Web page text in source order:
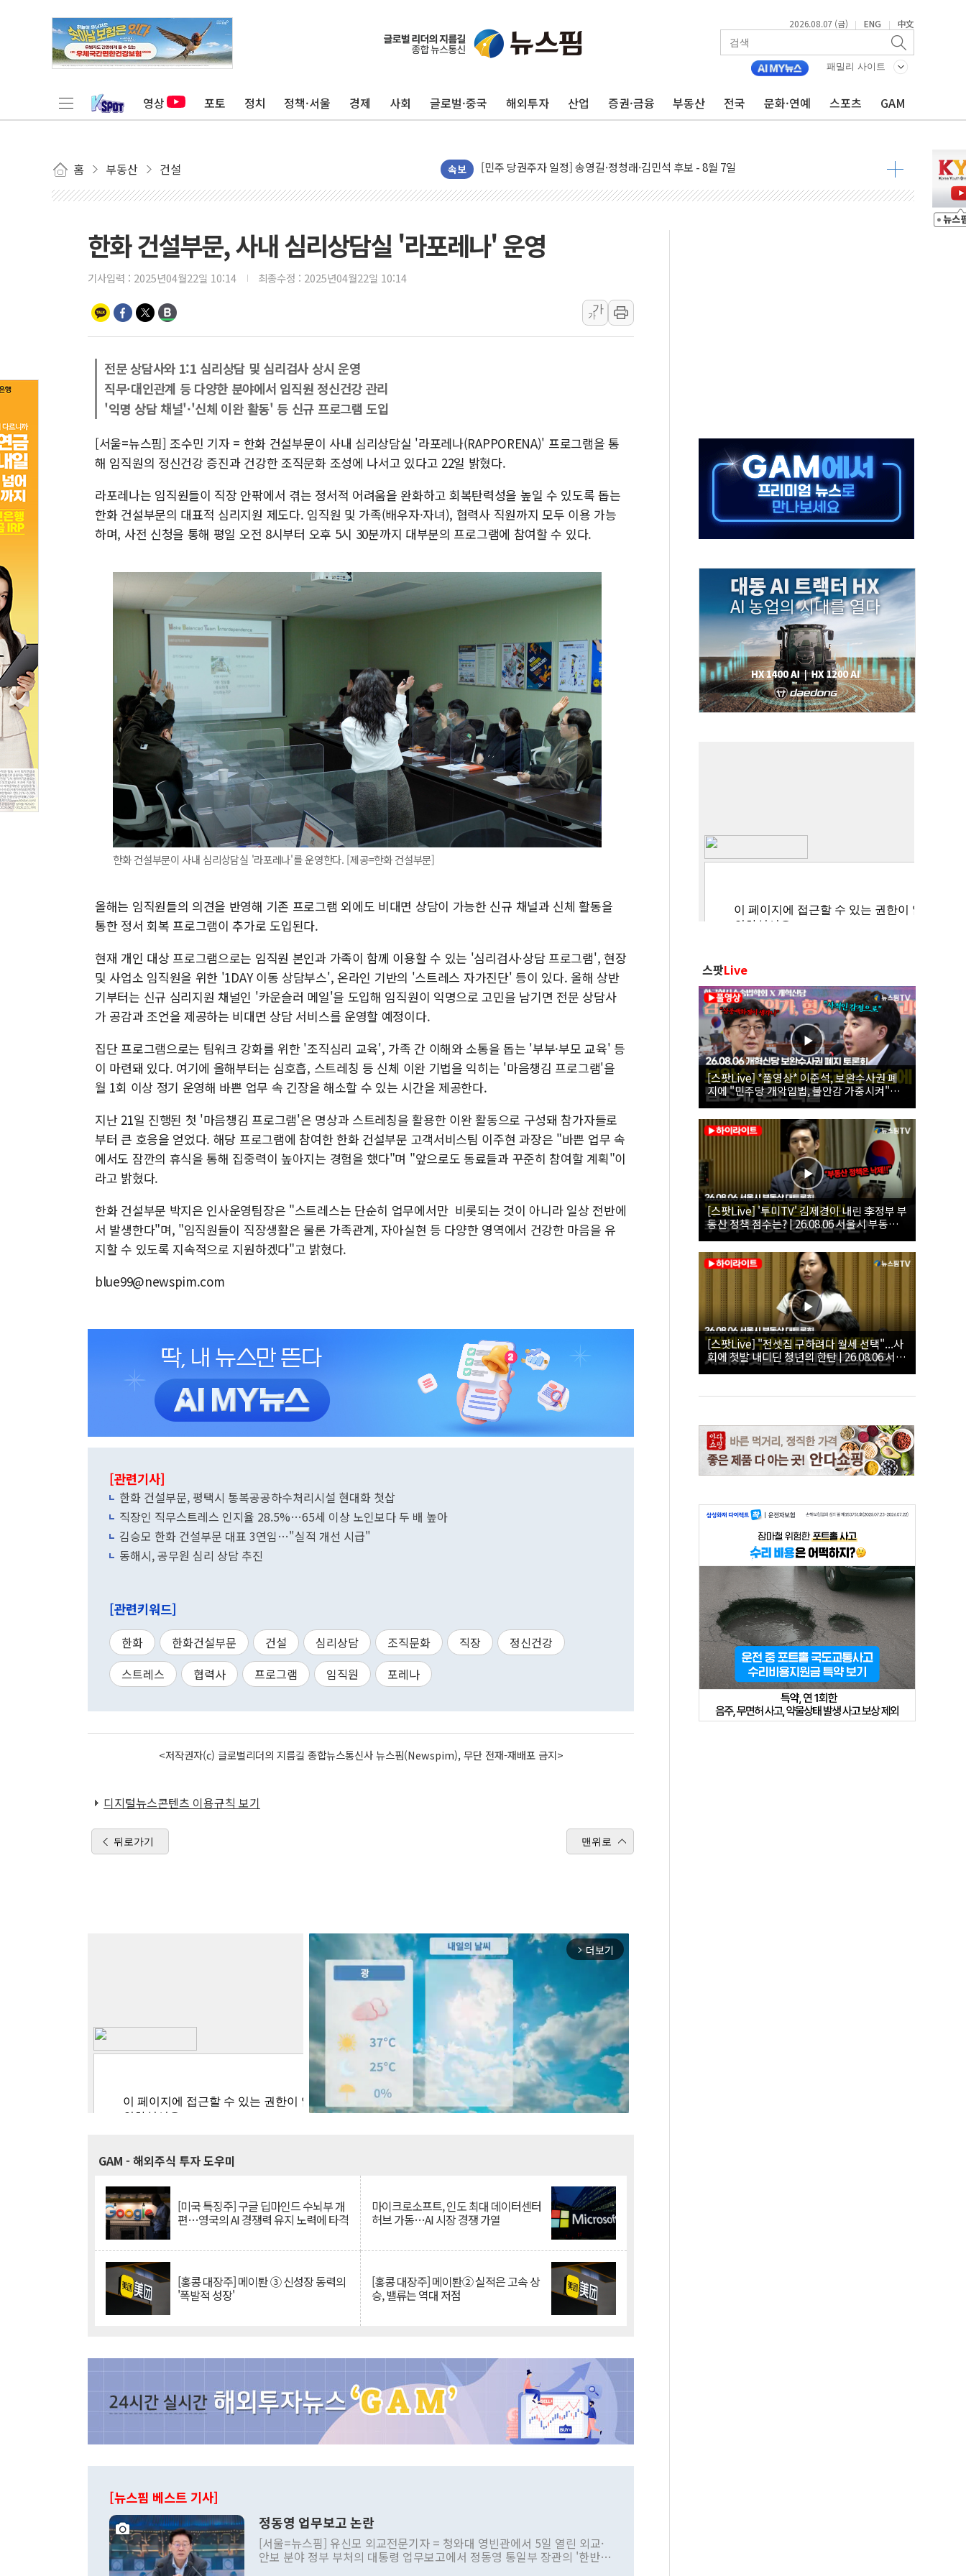
2026.08.07 (금) | ENG | 中文
패밀리 사이트
영상 포토 정치 정책·서울 경제 사회 글로벌·중국 해외투자 산업 증권·금융 부동산 전국 문화·연예 스포츠 GAM
홈 부동산 건설 속보
뉴욕증시, 유가·금리 부담에 하락…다우 5거래일 랠리 '마침표'
이란, 오만과 호르무즈 해협 재개방 합의 막바지.."美와 직접 협상 없어"
李대통령, 오늘 부동산 정책 점검 2차 회의…주택 공급 대책 막바지 조율할 듯
[오늘의 정치일정] 8월 7일(금)
이란, 美·이스라엘 선박 호르무즈 통항 제한 추진…美 "통행 막을 권한 없어"
유럽증시, 견조한 실적 소화하며 대부분 상승… "2분기 기업 순이익 21% 증가" 전망
구광모, 내주 실리콘밸리서 젠슨 황 재회…로봇·AI 데이터센터·모빌리티 구체화
뉴욕증시 개장 전 특징주...모더나·아이온큐·도어대시↑ VS 샌디스크·피그마·앱러빈↓
김정관 장관 "영업이익 N% 성과급 반대…상법·자본시장법 개정 논의"
러, 1인칭시점 드론으로 우크라 민간인 '사파리' 공격… 시민들 공포감 극대화 전략
[베트남 증시] 지수 하락 속 'DGC' 임시 주총 기대감에 홀로 상한가…마진 잔액은 사상 최고
'월가의 황제' 다이먼 "금융시장 레버리지 위험수위…숨은 차입이 더 큰 변수"
양주 섬유염색공장서 화재 1명 중상…대응 1단계 진압 중
한화 건설부문, 사내 심리상담실 '라포레나' 운영
기사입력 : 2025년04월22일 10:14 최종수정 : 2025년04월22일 10:14
가
가
전문 상담사와 1:1 심리상담 및 심리검사 상시 운영
직무·대인관계 등 다양한 분야에서 임직원 정신건강 관리
'익명 상담 채널'·'신체 이완 활동' 등 신규 프로그램 도입
[서울=뉴스핌] 조수민 기자 = 한화 건설부문이 사내 심리상담실 '라포레나(RAPPORENA)' 프로그램을 통
해 임직원의 정신건강 증진과 건강한 조직문화 조성에 나서고 있다고 22일 밝혔다.
라포레나는 임직원들이 직장 안팎에서 겪는 정서적 어려움을 완화하고 회복탄력성을 높일 수 있도록 돕는
한화 건설부문의 대표적 심리지원 제도다. 임직원 및 가족(배우자·자녀), 협력사 직원까지 모두 이용 가능
하며, 사전 신청을 통해 평일 오전 8시부터 오후 5시 30분까지 대부분의 프로그램에 참여할 수 있다.
한화 건설부문이 사내 심리상담실 '라포레나'를 운영한다. [제공=한화 건설부문]
올해는 임직원들의 의견을 반영해 기존 프로그램 외에도 비대면 상담이 가능한 신규 채널과 신체 활동을
통한 정서 회복 프로그램이 추가로 도입된다.
현재 개인 대상 프로그램으로는 임직원 본인과 가족이 함께 이용할 수 있는 '심리검사∙상담 프로그램', 현장
및 사업소 임직원을 위한 '1DAY 이동 상담부스', 온라인 기반의 '스트레스 자가진단' 등이 있다. 올해 상반
기부터는 신규 심리지원 채널인 '카운슬러 메일'을 도입해 임직원이 익명으로 고민을 남기면 전문 상담사
가 공감과 조언을 제공하는 비대면 상담 서비스를 운영할 예정이다.
집단 프로그램으로는 팀워크 강화를 위한 '조직심리 교육', 가족 간 이해와 소통을 돕는 '부부·부모 교육' 등
이 마련돼 있다. 여기에 올해부터는 심호흡, 스트레칭 등 신체 이완 기법을 익히는 '마음챙김 프로그램'을
월 1회 이상 정기 운영해 바쁜 업무 속 긴장을 해소할 수 있는 시간을 제공한다.
지난 21일 진행된 첫 '마음챙김 프로그램'은 명상과 스트레칭을 활용한 이완 활동으로 구성돼 참가자들로
부터 큰 호응을 얻었다. 해당 프로그램에 참여한 한화 건설부문 고객서비스팀 이주현 과장은 "바쁜 업무 속
에서도 잠깐의 휴식을 통해 집중력이 높아지는 경험을 했다"며 "앞으로도 동료들과 꾸준히 참여할 계획"이
라고 밝혔다.
한화 건설부문 박지은 인사운영팀장은 "스트레스는 단순히 업무에서만 비롯되는 것이 아니라 일상 전반에
서 발생한다"며, "임직원들이 직장생활은 물론 가족관계, 자아실현 등 다양한 영역에서 건강한 마음을 유
지할 수 있도록 지속적으로 지원하겠다"고 밝혔다.
blue99@newspim.com
[관련기사]
한화 건설부문, 평택시 통복공공하수처리시설 현대화 첫삽
직장인 직무스트레스 인지율 28.5%…65세 이상 노인보다 두 배 높아
김승모 한화 건설부문 대표 3연임…"실적 개선 시급"
동해시, 공무원 심리 상담 추진
[관련키워드]
한화 한화건설부문 건설 심리상담 조직문화 직장
정신건강
스트레스
협력사 프로그램 임직원 포레나
<저작권자(c) 글로벌리더의 지름길 종합뉴스통신사 뉴스핌(Newspim), 무단 전재-재배포 금지>
디지털뉴스콘텐츠 이용규칙 보기
뒤로가기 맨위로
arrow_forward_ios 더보기
GAM - 해외주식 투자 도우미
[미국 특징주] 구글 딥마인드 수뇌부 개
편…영국의 AI 경쟁력 유지 노력에 타격
마이크로소프트, 인도 최대 데이터센터
허브 가동…AI 시장 경쟁 가열
[홍콩 대장주] 메이퇀 ③ 신성장 동력의
'폭발적 성장'
[홍콩 대장주] 메이퇀② 실적은 고속 상
승, 밸류는 역대 저점
[뉴스핌 베스트 기사]
정동영 업무보고 논란
[서울=뉴스핌] 유신모 외교전문기자 = 청와대 영빈관에서 5일 열린 외교·
안보 분야 정부 부처의 대통령 업무보고에서 정동영 통일부 장관의 '한반도
스팟Live
[스팟Live] *풀영상* 이준석, 보완수사권 폐
지에 "민주당 개악입법, 불안감 가중시켜"｜
26.08.06 개혁신당 보완수사권 폐지 토론회
[스팟Live] '투미TV' 김제경이 내린 李정부 부
동산 정책 점수는? | 26.08.06 서울시 부동산
대토론회
[스팟Live] "전셋집 구하려다 월세 선택"...사
회에 첫발 내디딘 청년의 한탄 | 26.08.06 서울
시 부동산 대토론회